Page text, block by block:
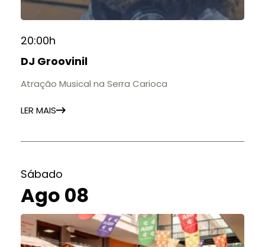
20:00h
DJ Groovinil
Atração Musical na Serra Carioca
LER MAIS
Sábado
Ago 08